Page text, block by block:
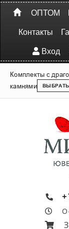
ОПТОМ
Контакты
Вход
Комплекты с
камнями